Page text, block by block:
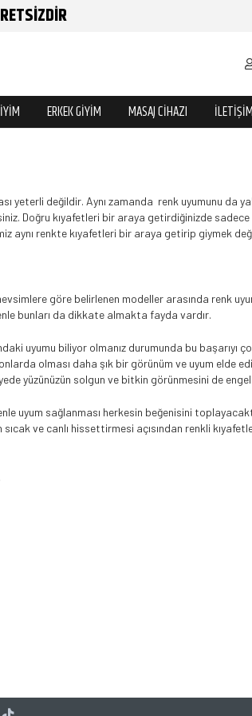
ERKEK GİYİM MASAJ CIHAZI İLETIŞIM
yeterli değildir. Aynı zamanda renk uyumunu da
Doğru kıyafetleri bir araya getirdiğinizde
aynı renkte kıyafetleri bir araya getirip giymek
göre belirlenen modeller arasında renk
bunları da dikkate almakta fayda vardır.
uyumu biliyor olmanız durumunda bu başarıyı
olması daha şık bir görünüm ve uyum elde
yüzünüzün solgun ve bitkin görünmesini de
uyum sağlanması herkesin beğenisini
ve canlı hissettirmesi açısından renkli